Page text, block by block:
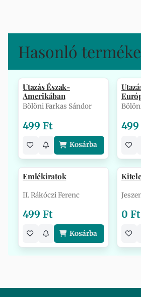
Hasonló
Utazás Észak-
Amerikában
Bölöni Farkas Sándor
499 Ft
Kosárba
Emlékiratok
II. Rákóczi Ferenc
499 Ft
Kosárba
0 Ft